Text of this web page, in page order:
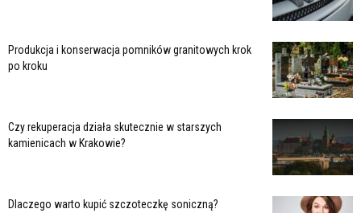
Produkcja i konserwacja pomników granitowych krok
po kroku
Czy rekuperacja działa skutecznie w starszych
kamienicach w Krakowie?
Dlaczego warto kupić szczoteczkę soniczną?